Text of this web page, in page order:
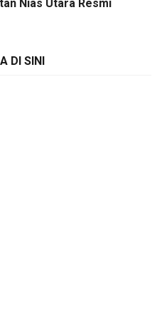
Nias Utara Resmi
DI SINI